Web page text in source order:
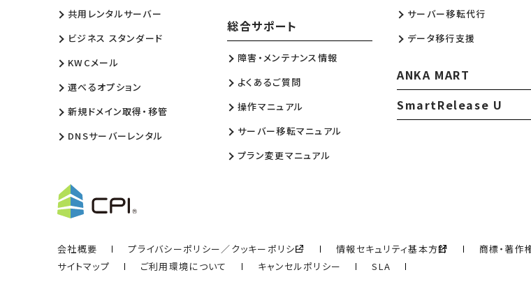
共用レンタルサーバー
ビジネス スタンダード
KWCメール
選べるオプション
新規ドメイン取得・移管
DNSサーバーレンタル
総合サポート
障害・メンテナンス情報
よくあるご質問
操作マニュアル
サーバー移転マニュアル
プラン変更マニュアル
サーバー移転代行
データ移行支援
ANKA MART
SmartRelease U
会社概要 プライバシーポリシー／クッキーポリシー 情報セキュリティ基本方針 商標・著作
サイトマップ
ご利用環境について キャンセルポリシー SLA